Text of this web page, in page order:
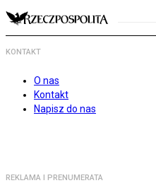
KONTAKT
O nas
Kontakt
Napisz do nas
REKLAMA I PRENUMERATA